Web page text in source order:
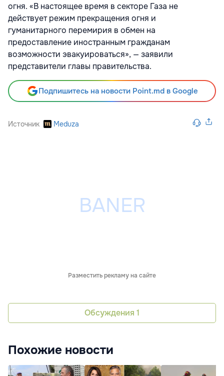
огня. «В настоящее время в секторе Газа не
действует режим прекращения огня и
гуманитарного перемирия в обмен на
предоставление иностранным гражданам
возможности эвакуироваться», — заявили
представители главы правительства.
Подпишитесь на новости Point.md в Google
Источник Meduza
Разместить рекламу на сайте
Обсуждения 1
Похожие новости